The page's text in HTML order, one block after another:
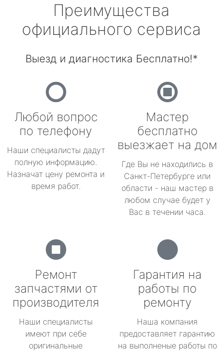
Преимущества
официального сервиса
Выезд и диагностика Бесплатно!*
Любой вопрос
по телефону
Наши специалисты дадут
полную информацию.
Назначат цену ремонта и
время работ.
Мастер
бесплатно
выезжает на дом
Где Вы не находились в
Санкт-Петербурге или
области - наш мастер в
любом случае будет у
Вас в течении часа.
Ремонт
запчастями от
производителя
Наши специалисты
имеют при себе
оригинальные
Гарантия на
работы по
ремонту
Наша компания
предоставляет гарантию
на выполненые работы по